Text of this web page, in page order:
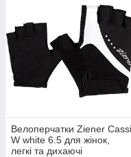
Велоперчатки Ziener Cassi
W white 6.5 для жінок,
легкі та дихаючі